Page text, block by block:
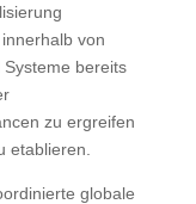
von
bereits
zu ergreifen
etablieren.
globale